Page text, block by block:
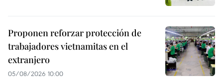
Proponen reforzar protección de
trabajadores vietnamitas en el
extranjero
05/08/2026 10:00